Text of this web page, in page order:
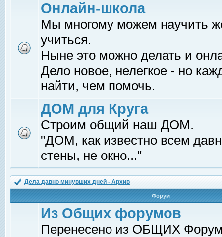
Онлайн-школа
Мы многому можем научить
учиться.
Ныне это можно делать и
Дело новое, нелегкое - но
найти, чем помочь.
ДОМ для Круга
Строим общий наш ДОМ.
"ДОМ, как известно всем
стены, не окно..."
Дела давно минувших дней - Архив
Форум
Из Общих форумов
Перенесено из ОБЩИХ